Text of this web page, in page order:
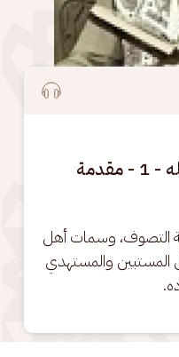
ماهية التصوف وسمات أهله - 1 - مقدمة
التصوف، وسمات أهل
المستبين والمستهدي